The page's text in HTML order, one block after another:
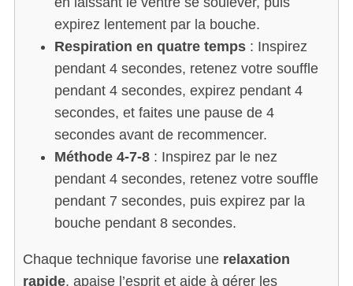
expirez lentement par la bouche.
Respiration en quatre temps: Inspirez
pendant 4 secondes, retenez votre souffle
pendant 4 secondes, expirez pendant 4
secondes, et faites une pause de 4
secondes avant de recommencer.
Méthode 4-7-8: Inspirez par le nez
pendant 4 secondes, retenez votre souffle
pendant 7 secondes, puis expirez par la
bouche pendant 8 secondes.
Chaque technique favorise une relaxation
rapide, apaise l’esprit et aide à gérer les